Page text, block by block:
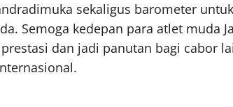
sekaligus barometer
Semoga kedepan para atlet muda
dan jadi panutan bagi cabor